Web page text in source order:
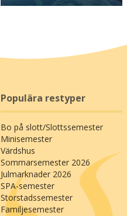
Populära restyper
Bo på slott/Slottssemester
Minisemester
Värdshus
Sommarsemester 2026
Julmarknader 2026
SPA-semester
Storstadssemester
Familjesemester